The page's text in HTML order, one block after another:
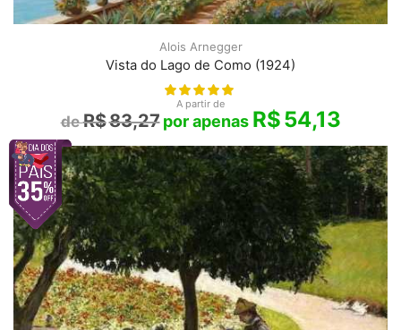
Alois Arnegger
Vista do Lago de Como (1924)
A partir de
R$83,27 R$54,13